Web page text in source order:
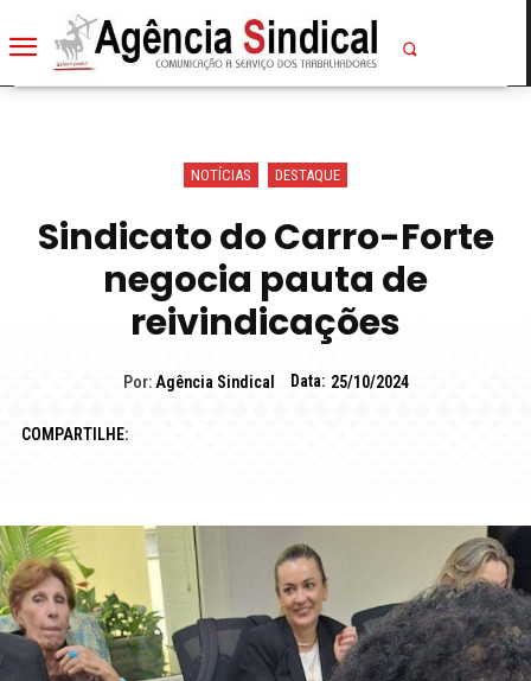
NOTÍCIAS DESTAQUE
Sindicato do Carro-Forte
negocia pauta de
reivindicações
Por: Agência Sindical Data: 25/10/2024
COMPARTILHE: